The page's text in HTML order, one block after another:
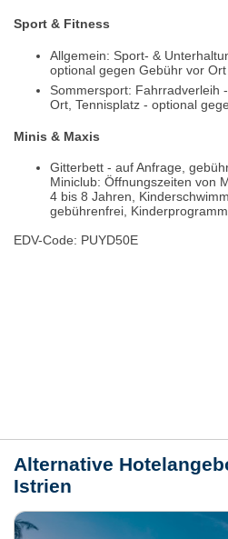
Sport & Fitness
Allgemein: Sport- &
optional gegen Gebühr vor Ort
Sommersport: Fahrradverleih
Ort, Tennisplatz - optional
Minis & Maxis
Gitterbett - auf Anfrage,
Miniclub: Öffnungszeiten von
4 bis 8 Jahren,
gebührenfrei, Kinderprogramm
EDV-Code: PUYD50E
Alternative
Istrien